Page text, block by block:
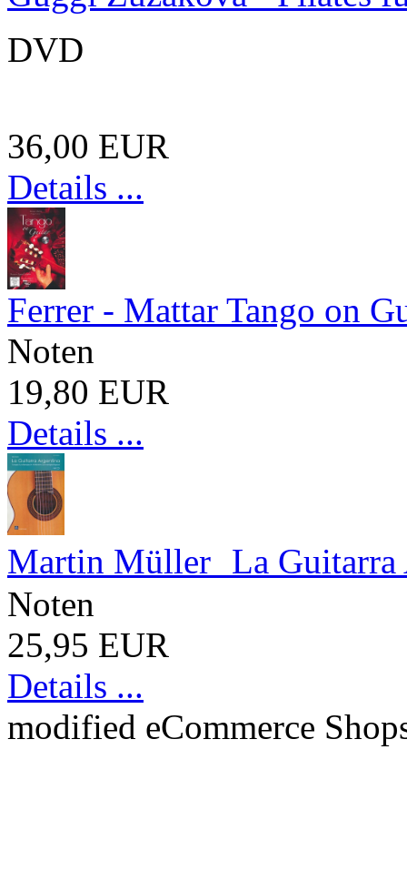
DVD
36,00 EUR
Details ...
Ferrer - Mattar Tango on
Noten
19,80 EUR
Details ...
Martin Müller La Guitarra
Noten
25,95 EUR
Details ...
modified eCommerce